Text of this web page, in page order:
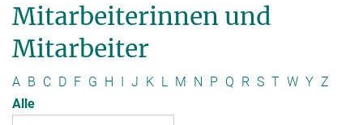
Mitarbeiterinnen und
Mitarbeiter
A B C D F G H I J K L M N P Q R S T W Y Z
Alle